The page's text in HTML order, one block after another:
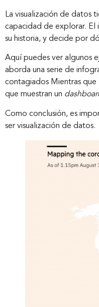
La visualización de datos
capacidad de explorar. El
su historia, y decide por
Aquí puedes ver algunos
aborda una serie de
contagiados Mientras
que muestran un
Como conclusión, es
ser visualización de datos.